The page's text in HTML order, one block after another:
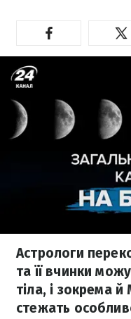
Астрологи
та її вчинки
тіла, і зокрема
стежать